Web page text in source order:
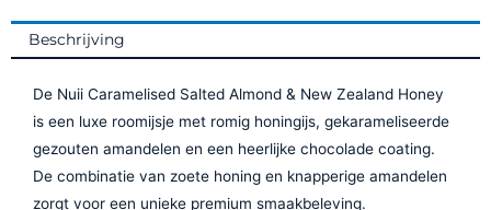
ml
aantal
Beschrijving
De Nuii Caramelised Salted Almond & New Zealand Honey
is een luxe roomijsje met romig honingijs, gekarameliseerde
gezouten amandelen en een heerlijke chocolade coating.
De combinatie van zoete honing en knapperige amandelen
zorgt voor een unieke premium smaakbeleving.